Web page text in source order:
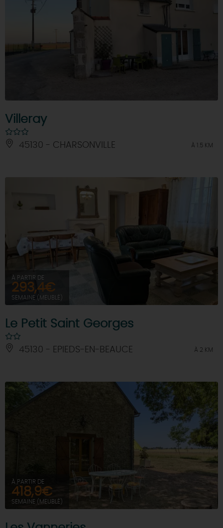
Villeray
45130 - CHARSONVILLE À 1.5 KM
À PARTIR DE
293,4€
SEMAINE (MEUBLÉ)
Le Petit Saint Georges
45130 - EPIEDS-EN-BEAUCE À 2 KM
À PARTIR DE
418,9€
SEMAINE (MEUBLÉ)